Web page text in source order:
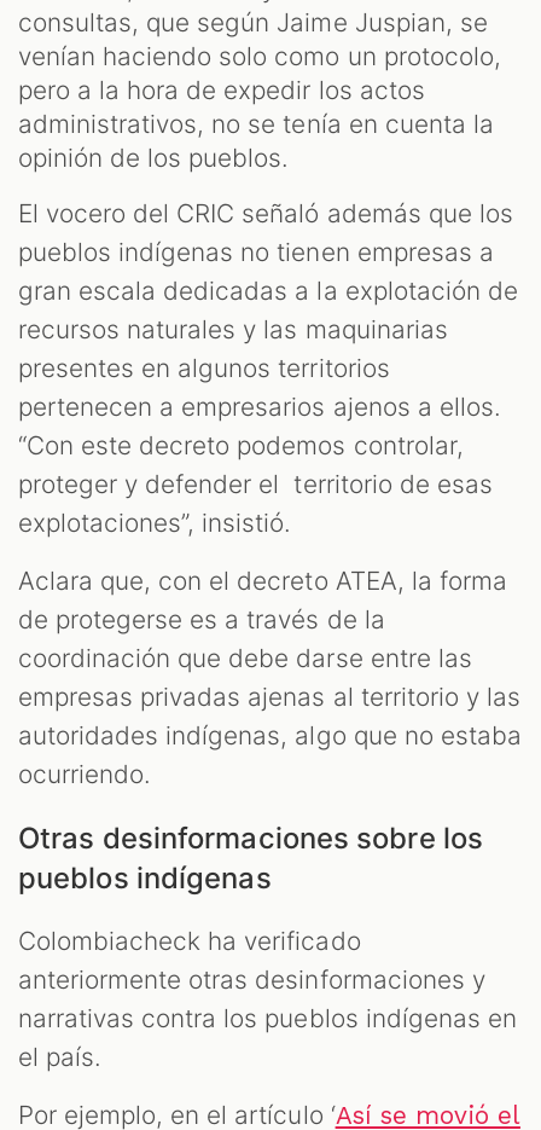
consultas, que según Jaime Juspian, se
venían haciendo solo como un protocolo,
pero a la hora de expedir los actos
administrativos, no se tenía en cuenta la
opinión de los pueblos.
El vocero del CRIC señaló además que los
pueblos indígenas no tienen empresas a
gran escala dedicadas a la explotación de
recursos naturales y las maquinarias
presentes en algunos territorios
pertenecen a empresarios ajenos a ellos.
“Con este decreto podemos controlar,
proteger y defender el territorio de esas
explotaciones”, insistió.
Aclara que, con el decreto ATEA, la forma
de protegerse es a través de la
coordinación que debe darse entre las
empresas privadas ajenas al territorio y las
autoridades indígenas, algo que no estaba
ocurriendo.
Otras desinformaciones sobre los
pueblos indígenas
Colombiacheck ha verificado
anteriormente otras desinformaciones y
narrativas contra los pueblos indígenas en
el país.
Por ejemplo, en el artículo ‘Así se movió el